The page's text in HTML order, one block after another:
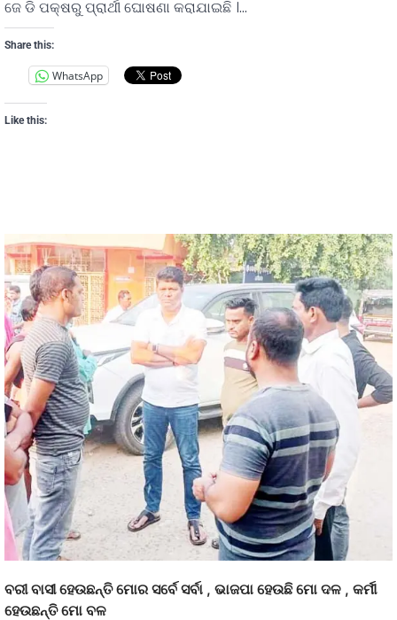
ଜେ ଡି ପକ୍ଷରୁ ପ୍ରାର୍ଥୀ ଘୋଷଣା କରାଯାଇଛି ।…
Share this:
WhatsApp
Like this:
ବରୀ ବାସୀ ହେଉଛନ୍ତି ମୋର ସର୍ବେ ସର୍ବା , ଭାଜପା ହେଉଛି ମୋ ଦଳ , କର୍ମୀ
ହେଉଛନ୍ତି ମୋ ବଳ